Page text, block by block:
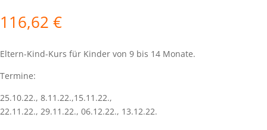
116,62 €
Eltern-Kind-Kurs für Kinder von 9 bis 14 Monate.
Termine:
25.10.22., 8.11.22.,15.11.22.,
22.11.22., 29.11.22., 06.12.22., 13.12.22.